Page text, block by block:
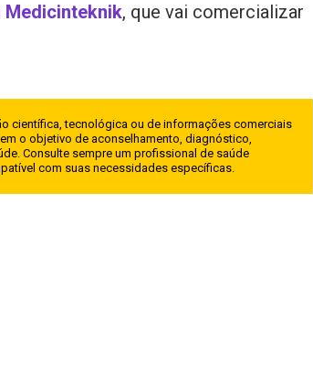
Medicinteknik, que vai comercializar
científica, tecnológica ou de informações comerciais
o objetivo de aconselhamento, diagnóstico,
Consulte sempre um profissional de saúde
com suas necessidades específicas.